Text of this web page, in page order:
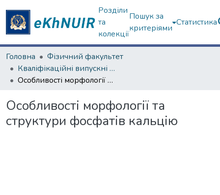
Розділи
та
колекції
Пошук за
критеріями
Статистика
Головна
Фізичний факультет
Кваліфікаційні випускні роботи магістрів. Фізичний факультет
Особливості морфології та структури фосфатів кальцію
Особливості морфології та
структури фосфатів кальцію